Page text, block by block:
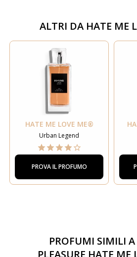
ALTRI DA HATE ME
HATE ME LOVE ME®
Urban Legend
PROVA IL PROFUMO
PROFUMI SIMILI A
PLEASURE HATE